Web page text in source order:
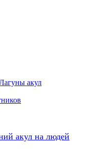
акул
акул на людей